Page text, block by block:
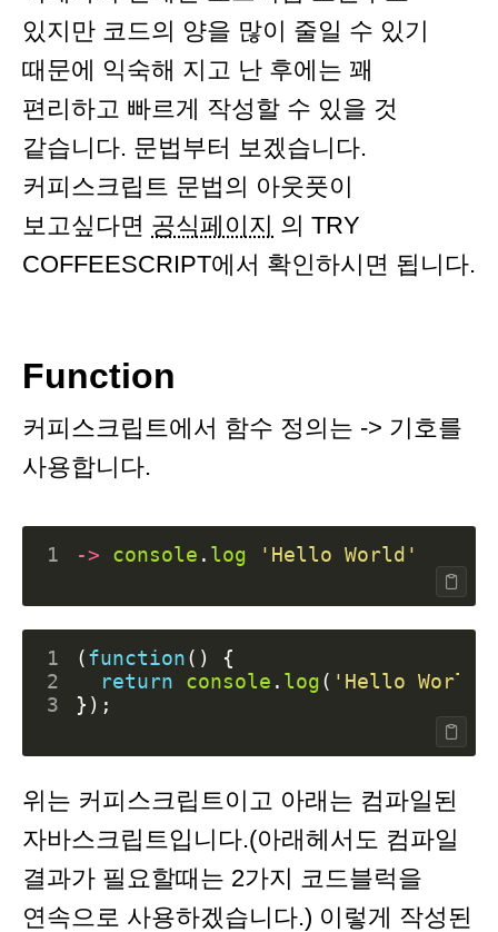
있지만 코드의 양을 많이 줄일 수 있기
때문에 익숙해 지고 난 후에는 꽤
편리하고 빠르게 작성할 수 있을 것
같습니다. 문법부터 보겠습니다.
커피스크립트 문법의 아웃풋이
보고싶다면 공식페이지 의 TRY
COFFEESCRIPT에서 확인하시면 됩니다.
Function
커피스크립트에서 함수 정의는 -> 기호를
사용합니다.
1 -> console . log 'Hello World'
1 (function()
{
2
return console . log( 'Hello World'
3
});
위는 커피스크립트이고 아래는 컴파일된
자바스크립트입니다.(아래헤서도 컴파일
결과가 필요할때는 2가지 코드블럭을
연속으로 사용하겠습니다.) 이렇게 작성된